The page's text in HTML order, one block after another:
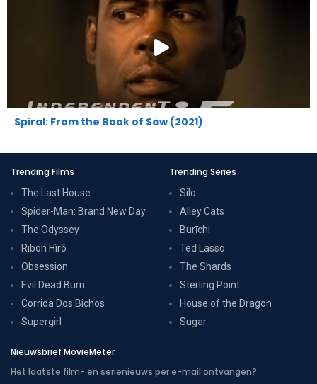
Spiral: From the Book of Saw (2021)
Trending Films
The Last House
Spider-Man: Brand New Day
The Odyssey
Ribon Hîrô
Obsession
Evil Dead Burn
Corrida Dos Bichos
Supergirl
Trending Series
Silo
Alley Cats
Burīchi
Ted Lasso
The Shards
Sterling Point
House of the Dragon
Sugar
Nieuwsbrief MovieMeter
Het laatste film- en serienieuws per e-mail ontvangen?